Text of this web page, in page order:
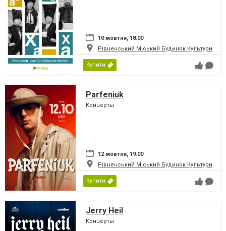
10 жовтня, 18:00
Рівненський Міський Будинок Культури
Купити
Parfeniuk
Концерты
12 жовтня, 19:00
Рівненський Міський Будинок Культури
Купити
Jerry Heil
Концерты